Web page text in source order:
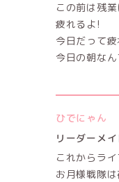
この前は残
疲れるよ!
今日だって
今日の朝な
ひでにゃん
リーダーメ
これからラ
お月様戦隊